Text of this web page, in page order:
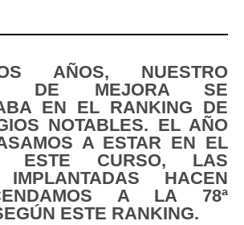
AÑOS, NUESTRO
DE MEJORA SE
EN EL RANKING DE
NOTABLES. EL AÑO
A ESTAR EN EL
ESTE CURSO, LAS
HACEN
A LA 78ª
ESTE RANKING.